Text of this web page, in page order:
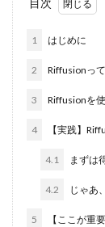
目次
1 はじめに
2 Riffusionっ
3 Riffusionを
4 【実践】
4.1 まずは
4.2 じゃあ
5 【ここが重